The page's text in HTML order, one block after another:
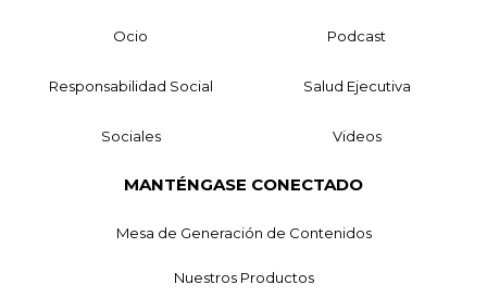
Ocio Podcast
Responsabilidad Social Salud Ejecutiva
Sociales Videos
MANTÉNGASE CONECTADO
Mesa de Generación de Contenidos
Nuestros Productos